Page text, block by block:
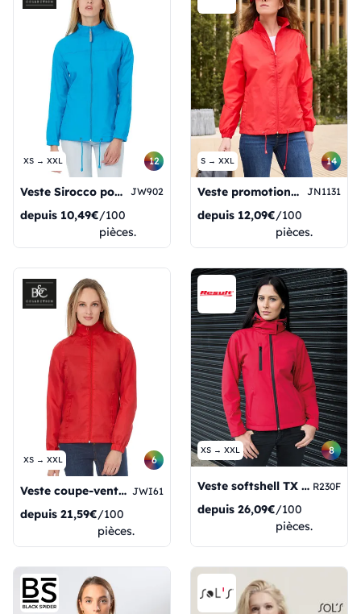
XS → XXL 12
Veste Sirocco pour femme JW902
depuis 10,49€/100
pièces.
S → XXL 14
Veste promotionnelle pour femmes JN1131
depuis 12,09€/100
pièces.
XS → XXL 6
Veste coupe-vent mi-saison pour femme ID601 JWI61
depuis 21,59€/100
pièces.
XS → XXL 8
Veste softshell TX Performance pour femme avec capuche R230F
depuis 26,09€/100
pièces.